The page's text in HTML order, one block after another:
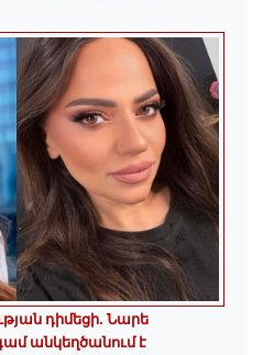
դիմեցի. Նարե
անկեղծանում է